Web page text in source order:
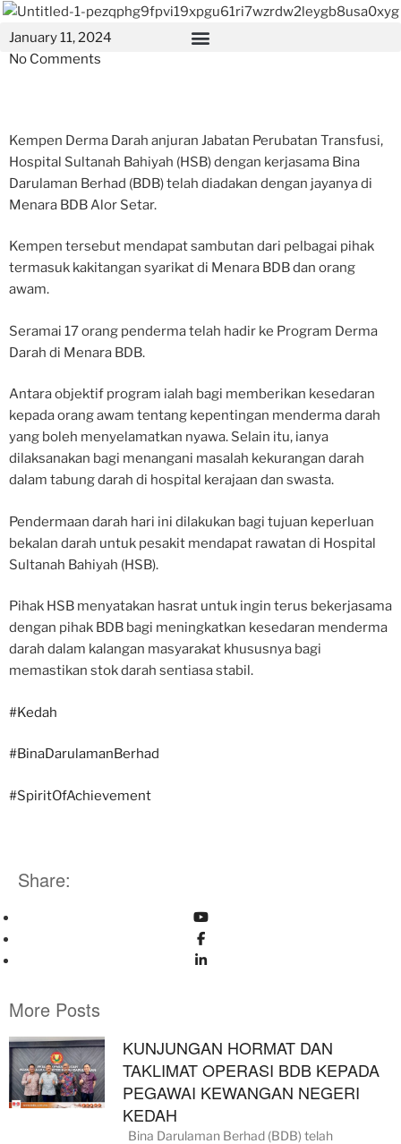
January 11, 2024
No Comments
Kempen Derma Darah anjuran Jabatan Perubatan Transfusi,
Hospital Sultanah Bahiyah (HSB) dengan kerjasama Bina
Darulaman Berhad (BDB) telah diadakan dengan jayanya di
Menara BDB Alor Setar.
Kempen tersebut mendapat sambutan dari pelbagai pihak
termasuk kakitangan syarikat di Menara BDB dan orang
awam.
Seramai 17 orang penderma telah hadir ke Program Derma
Darah di Menara BDB.
Antara objektif program ialah bagi memberikan kesedaran
kepada orang awam tentang kepentingan menderma darah
yang boleh menyelamatkan nyawa. Selain itu, ianya
dilaksanakan bagi menangani masalah kekurangan darah
dalam tabung darah di hospital kerajaan dan swasta.
Pendermaan darah hari ini dilakukan bagi tujuan keperluan
bekalan darah untuk pesakit mendapat rawatan di Hospital
Sultanah Bahiyah (HSB).
Pihak HSB menyatakan hasrat untuk ingin terus bekerjasama
dengan pihak BDB bagi meningkatkan kesedaran menderma
darah dalam kalangan masyarakat khususnya bagi
memastikan stok darah sentiasa stabil.
#Kedah
#BinaDarulamanBerhad
#SpiritOfAchievement
Share:
More Posts
KUNJUNGAN HORMAT DAN
TAKLIMAT OPERASI BDB KEPADA
PEGAWAI KEWANGAN NEGERI
KEDAH
Bina Darulaman Berhad (BDB) telah